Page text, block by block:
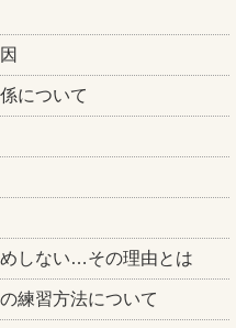
について
しない…その理由とは
練習方法について